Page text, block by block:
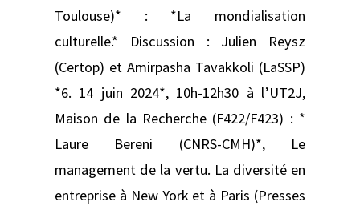
Toulouse)* : *La mondialisation
culturelle.* Discussion : Julien Reysz
(Certop) et Amirpasha Tavakkoli (LaSSP)
*6. 14 juin 2024*, 10h-12h30 à l’UT2J,
Maison de la Recherche (F422/F423) : *
Laure Bereni (CNRS-CMH)*, Le
management de la vertu. La diversité en
entreprise à New York et à Paris (Presses